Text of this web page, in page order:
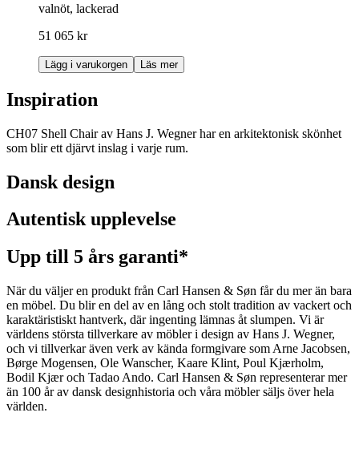
valnöt, lackerad
51 065 kr
Lägg i varukorgen Läs mer
Inspiration
CH07 Shell Chair av Hans J. Wegner har en arkitektonisk skönhet
som blir ett djärvt inslag i varje rum.
Dansk design
Autentisk upplevelse
Upp till 5 års garanti*
När du väljer en produkt från Carl Hansen & Søn får du mer än bara
en möbel. Du blir en del av en lång och stolt tradition av vackert och
karaktäristiskt hantverk, där ingenting lämnas åt slumpen. Vi är
världens största tillverkare av möbler i design av Hans J. Wegner,
och vi tillverkar även verk av kända formgivare som Arne Jacobsen,
Børge Mogensen, Ole Wanscher, Kaare Klint, Poul Kjærholm,
Bodil Kjær och Tadao Ando. Carl Hansen & Søn representerar mer
än 100 år av dansk designhistoria och våra möbler säljs över hela
världen.